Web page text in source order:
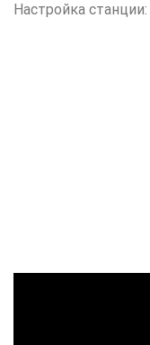
Настройка станции: